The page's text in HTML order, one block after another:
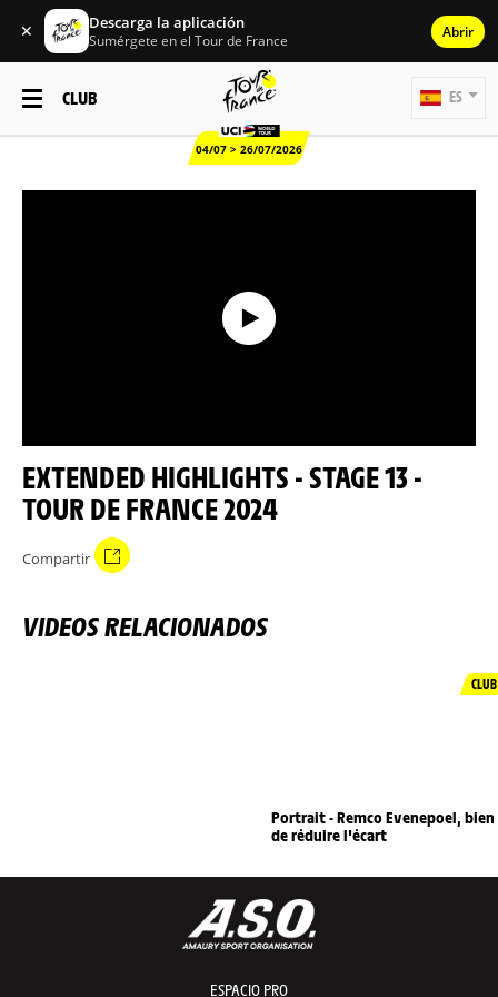
✕ Descarga la aplicación
Sumérgete en el Tour de France Abrir
CLUB
04/07 > 26/07/2026
ES
EXTENDED HIGHLIGHTS - STAGE 13 -
TOUR DE FRANCE 2024
Compartir
VIDEOS RELACIONADOS
CLUB
Portrait - Remco Evenepoel, bien
de réduire l'écart
ESPACIO PRO